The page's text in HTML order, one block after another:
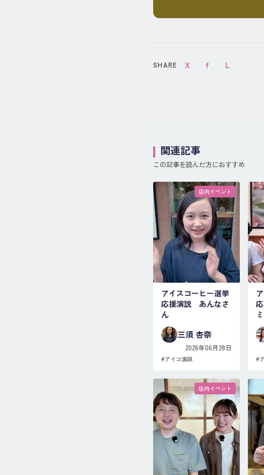
SHARE X f L
関連記事
この記事を読んだ方におすすめ
店内イベント
アイスコーヒー選挙
応援演説 あんなさ
ん
三須 杏奈
2026年06月28日
#アイコ演説 #
店内イベント